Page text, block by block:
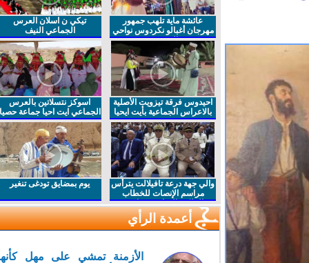
عائشة ماية تلهب جمهور
مهرجان أغبالو نكردوس نواحي
الرشيدية
تيكي ن اسلان العرس
الجماعي النيف
احيدوس فرقة تيزويت الأصلية
بالاعراس الجماعية بأيت ايحيا
اسوكز نتسلاتين بالعرس
الجماعي ايت احيا جماعة حصيا
والي جهة درعة تافيلالت يترأس
مراسم الإنصات للخطاب
الملكي السامي بمناسبة
الذكرى27 لعيد العرش المجيد
يوم بمضايق تودغى تنغير
أعمدة الرأي
الأزمنة تمشي على مهل كأنها